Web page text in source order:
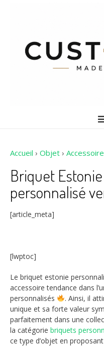
Accueil › Objet › Accessoire
Briquet
personnalisé
[article_meta]
[lwptoc]
Le briquet estonie
accessoire tendance dans
personnalisés
. Ainsi, il
unique et sa forte valeur
parfaitement dans une
la catégorie briquets
ce type d’objet en